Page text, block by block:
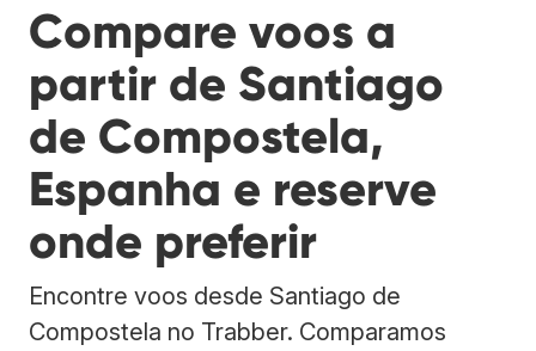
Compare voos a
partir de Santiago
de Compostela,
Espanha e reserve
onde preferir
Encontre voos desde Santiago de
Compostela no Trabber. Comparamos